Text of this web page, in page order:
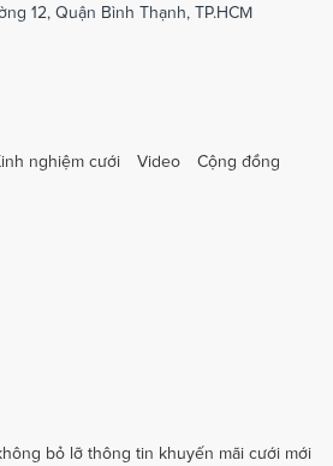
12, Quận Bình Thạnh, TP.HCM
nghiệm cưới Video Cộng đồng
bỏ lỡ thông tin khuyến mãi cưới mới